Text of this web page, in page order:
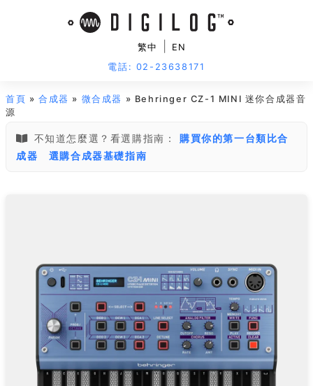
繁中
EN
電話: 02-23638171
首頁 »合成器 » 微合成器 » Behringer CZ-1 MINI 迷你合成器音
源
不知道怎麼選？看選購指南：
購買你的第一台類比合
成器
選購合成器基礎指南